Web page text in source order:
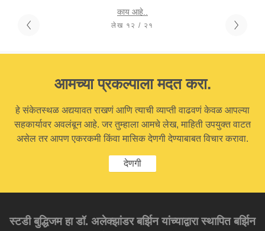
काय आहे..
लेख १२ / २१
आमच्या प्रकल्पाला मदत करा.
हे संकेतस्थळ अद्ययावत राखणं आणि त्याची व्याप्ती वाढवणं केवळ आपल्या
सहकार्यावर अवलंबून आहे. जर तुम्हाला आमचे लेख, माहिती उपयुक्त वाटत
असेल तर आपण एकरकमी किंवा मासिक देणगी देण्याबाबत विचार करावा.
देणगी
स्टडी बुद्धिजम हा डॉ. अलेक्झांडर बर्झिन यांच्याद्वारा स्थापित बर्झिन